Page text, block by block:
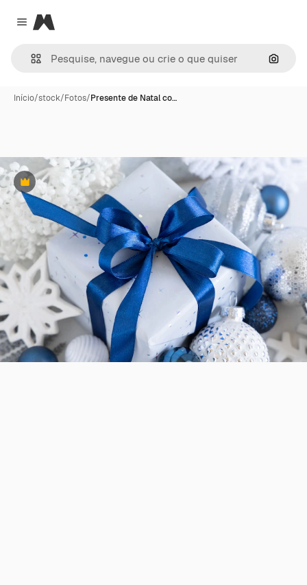
Close menu
Magnific
Início/stock/Fotos/Presente de Natal co…
Premium